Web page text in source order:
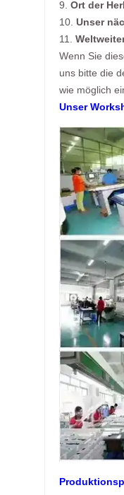
9. Ort der
10. Unser
11.
Wenn Sie
uns bitte die
wie möglich
Unser